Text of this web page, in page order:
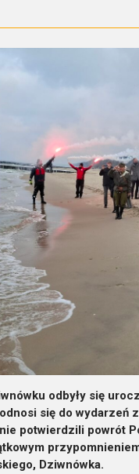
odbyły się
się do wydarzeń
potwierdzili powrót
Dziwnówka.